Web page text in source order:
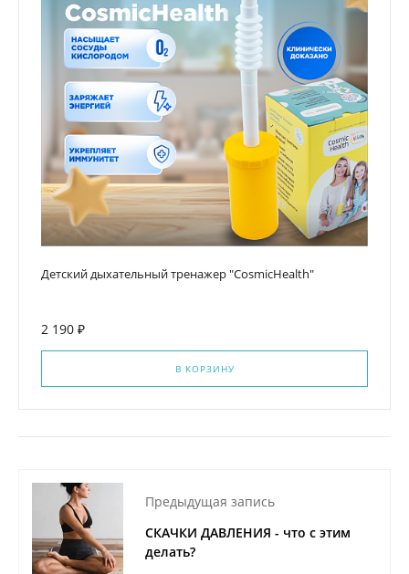
Детский дыхательный тренажер "CosmicHealth"
2 190 ₽
В КОРЗИНУ
Предыдущая запись
СКАЧКИ ДАВЛЕНИЯ - что с этим
делать?